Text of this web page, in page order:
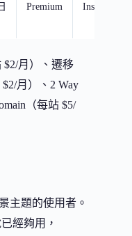
Premium
InstaShield
$2/月）、遷移
$2/月）、2 Way
（每站 $5/
主題的使用者。
經夠用，